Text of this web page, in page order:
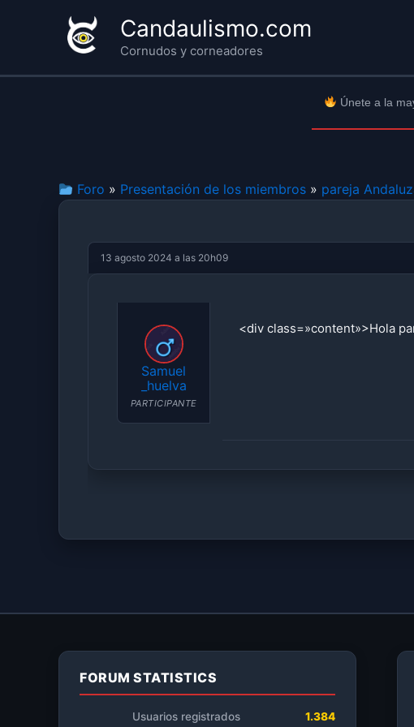
Candaulismo.com
Cornudos y corneadores
Únete a la
Foro » Presentación de los miembros » pareja
13 agosto 2024 a las 20h09
Samuel
_huelva
PARTICIPANTE
<div class=»content»>Hola
FORUM STATISTICS
Usuarios registrados 1.384